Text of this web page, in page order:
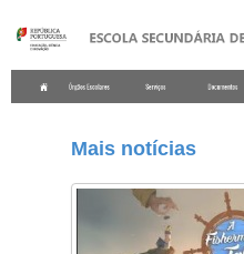
Mais notícias